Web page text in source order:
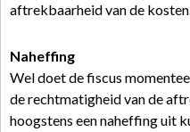
aftrekbaarheid van de
Naheffing
Wel doet de fiscus
de rechtmatigheid van de
hoogstens een naheffing uit